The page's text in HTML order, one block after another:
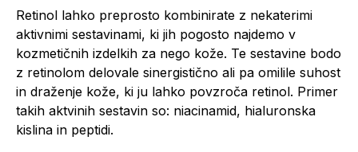
Retinol lahko preprosto kombinirate z nekaterimi
aktivnimi sestavinami, ki jih pogosto najdemo v
kozmetičnih izdelkih za nego kože. Te sestavine bodo
z retinolom delovale sinergistično ali pa omilile suhost
in draženje kože, ki ju lahko povzroča retinol. Primer
takih aktvinih sestavin so: niacinamid, hialuronska
kislina in peptidi.